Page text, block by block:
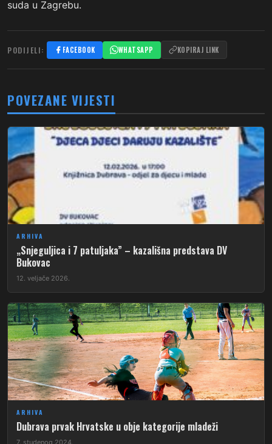
suda u Zagrebu.
PODIJELI: FACEBOOK WHATSAPP KOPIRAJ LINK
POVEZANE VIJESTI
ARHIVA
„Snjeguljica i 7 patuljaka” – kazališna predstava DV
Bukovac
12. veljače 2026.
ARHIVA
Dubrava prvak Hrvatske u obje kategorije mladeži
7. studenog 2024.